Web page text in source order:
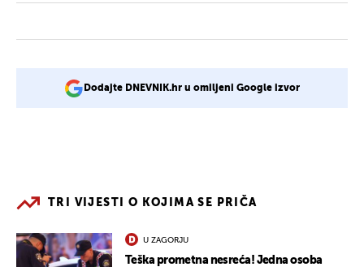
Dodajte DNEVNIK.hr u omiljeni Google izvor
TRI VIJESTI O KOJIMA SE PRIČA
U ZAGORJU
Teška prometna nesreća! Jedna osoba